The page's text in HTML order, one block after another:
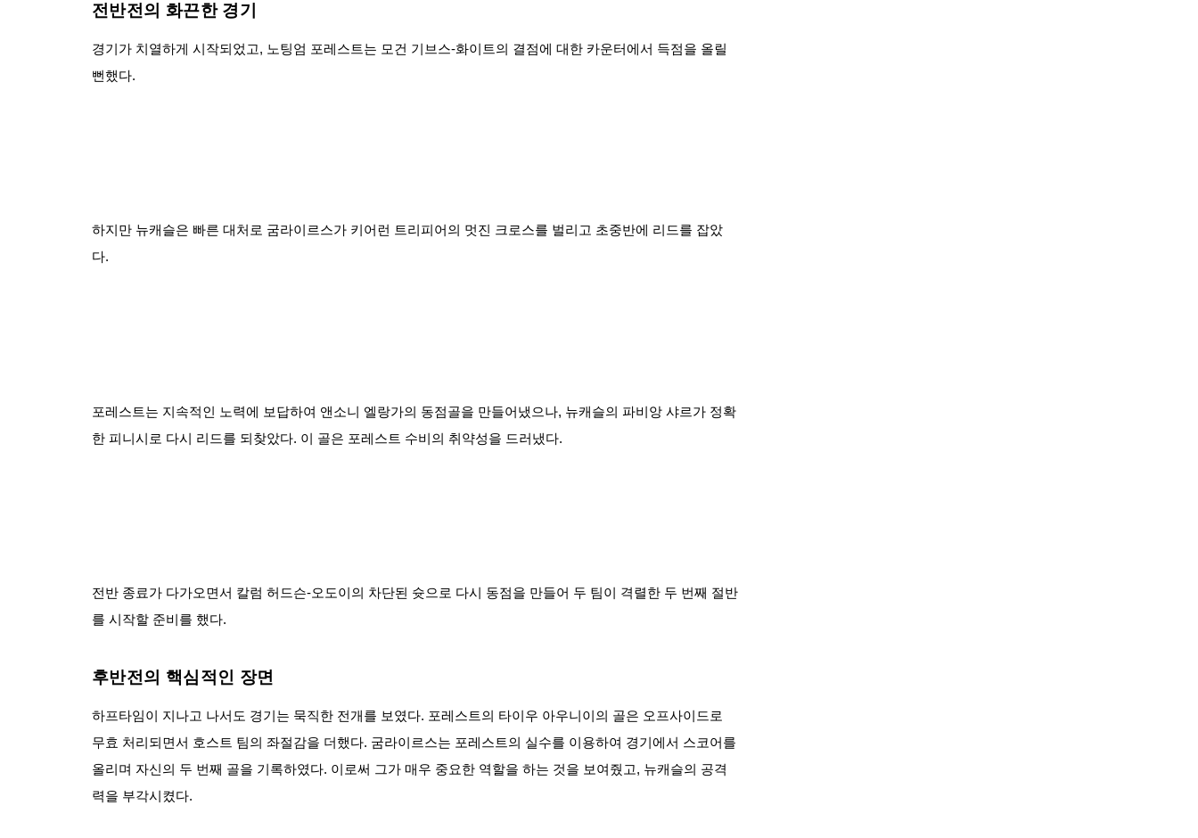
전반전의 화끈한 경기
경기가 치열하게 시작되었고, 노팅엄 포레스트는 모건 기브스-화이트의 결점에 대한 카운터에서 득점을 올릴
뻔했다.
하지만 뉴캐슬은 빠른 대처로 굼라이르스가 키어런 트리피어의 멋진 크로스를 벌리고 초중반에 리드를 잡았
다.
포레스트는 지속적인 노력에 보답하여 앤소니 엘랑가의 동점골을 만들어냈으나, 뉴캐슬의 파비앙 샤르가 정확
한 피니시로 다시 리드를 되찾았다. 이 골은 포레스트 수비의 취약성을 드러냈다.
전반 종료가 다가오면서 칼럼 허드슨-오도이의 차단된 슛으로 다시 동점을 만들어 두 팀이 격렬한 두 번째 절반
를 시작할 준비를 했다.
후반전의 핵심적인 장면
하프타임이 지나고 나서도 경기는 묵직한 전개를 보였다. 포레스트의 타이우 아우니이의 골은 오프사이드로
무효 처리되면서 호스트 팀의 좌절감을 더했다. 굼라이르스는 포레스트의 실수를 이용하여 경기에서 스코어를
올리며 자신의 두 번째 골을 기록하였다. 이로써 그가 매우 중요한 역할을 하는 것을 보여줬고, 뉴캐슬의 공격
력을 부각시켰다.